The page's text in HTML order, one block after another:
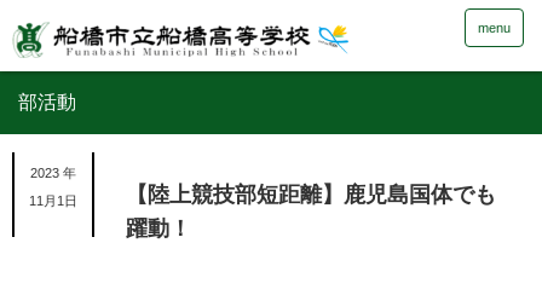
menu
部活動
2023 年
11月1日
【陸上競技部短距離】鹿児島国体でも
躍動！